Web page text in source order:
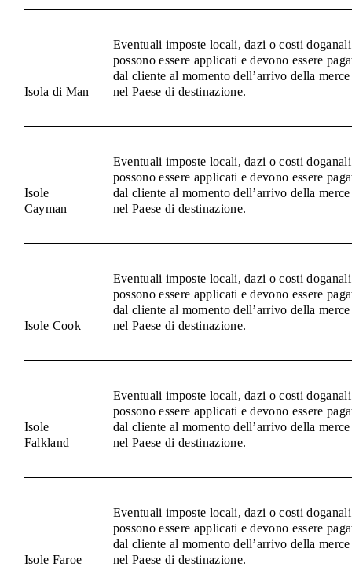
Isola di Man
Eventuali imposte locali, dazi o costi doganali
possono essere applicati e devono essere
dal cliente al momento dell’arrivo della merce
nel Paese di destinazione.
Isole
Cayman
Eventuali imposte locali, dazi o costi doganali
possono essere applicati e devono essere
dal cliente al momento dell’arrivo della merce
nel Paese di destinazione.
Isole Cook
Eventuali imposte locali, dazi o costi doganali
possono essere applicati e devono essere
dal cliente al momento dell’arrivo della merce
nel Paese di destinazione.
Isole
Falkland
Eventuali imposte locali, dazi o costi doganali
possono essere applicati e devono essere
dal cliente al momento dell’arrivo della merce
nel Paese di destinazione.
Isole Faroe
Eventuali imposte locali, dazi o costi doganali
possono essere applicati e devono essere
dal cliente al momento dell’arrivo della merce
nel Paese di destinazione.